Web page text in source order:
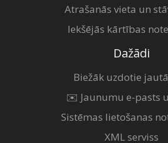
Atrašanās vieta un
Iekšējās kārtības
Dažādi
Biežāk uzdotie
✉️ Jaunumu e-pasts
Sistēmas lietošanas
XML serviss